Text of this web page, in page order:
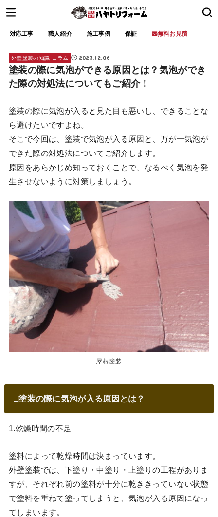
対応工事 職人紹介 施工事例 保証 無料お見積
外壁塗装の知識‐コラム 2023.12.06
塗装の際に気泡ができる原因とは？気泡ができ
た際の対処法についてもご紹介！
塗装の際に気泡が入ると見た目も悪いし、できることな
ら避けたいですよね。
そこで今回は、塗装で気泡が入る原因と、万が一気泡が
できた際の対処法についてご紹介します。
原因をあらかじめ知っておくことで、なるべく気泡を発
生させないように対策しましょう。
屋根塗装
□塗装の際に気泡が入る原因とは？
1.乾燥時間の不足
塗料によって乾燥時間は決まっています。
外壁塗装では、下塗り・中塗り・上塗りの工程がありま
すが、それぞれ前の塗料が十分に乾ききっていない状態
で塗料を重ねて塗ってしまうと、気泡が入る原因になっ
てしまいます。